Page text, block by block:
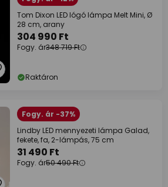
Tom Dixon LED lógó lámpa Melt Mini, Ø
28 cm, arany
304 990 Ft
Fogy. ár348 719 Ft
Raktáron
Fogy. ár -37%
Lindby LED mennyezeti lámpa Galad,
fekete, fa, 2-lámpás, 75 cm
31 490 Ft
Fogy. ár50 490 Ft